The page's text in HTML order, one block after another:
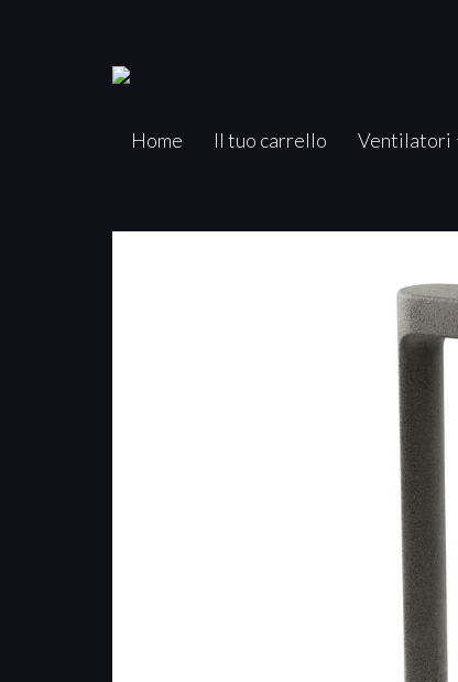
Home Il tuo carrello Ventilatori